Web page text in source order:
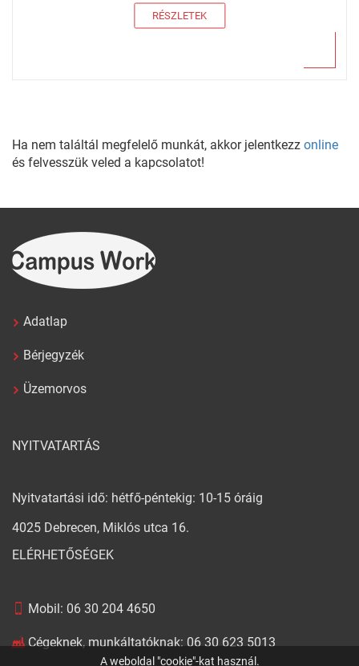
A weboldal "cookie"-kat használ.
RÉSZLETEK
Ha nem találtál megfelelő munkát, akkor jelentkezz online
és felvesszük veled a kapcsolatot!
Adatlap
Bérjegyzék
Üzemorvos
NYITVATARTÁS
Nyitvatartási idő: hétfő-péntekig: 10-15 óráig
4025 Debrecen, Miklós utca 16.
ELÉRHETŐSÉGEK
Mobil: 06 30 204 4650
Cégeknek, munkáltatóknak: 06 30 623 5013